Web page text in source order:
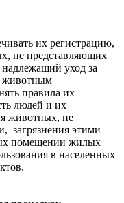
их регистрацию,
не представляющих
уход за
животным
правила их
людей‌ и их
животных, не
загрязнения этими
помещении‌ жилых
в населенных